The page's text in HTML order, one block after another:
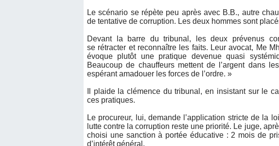
Le scénario se répète peu après avec B.B., autre
de tentative de corruption. Les deux hommes sont
Devant la barre du tribunal, les deux prévenus
se rétracter et reconnaître les faits. Leur avocat, Me
évoque plutôt une pratique devenue quasi
Beaucoup de chauffeurs mettent de l’argent dans
espérant amadouer les forces de l’ordre. »
Il plaide la clémence du tribunal, en insistant sur le
ces pratiques.
Le procureur, lui, demande l’application stricte de la
lutte contre la corruption reste une priorité. Le juge,
choisi une sanction à portée éducative : 2 mois de
d’intérêt général.